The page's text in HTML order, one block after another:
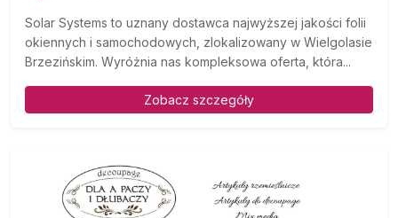
Solar Systems to uznany dostawca najwyższej jakości folii
okiennych i samochodowych, zlokalizowany w Wielgolasie
Brzezińskim. Wyróżnia nas kompleksowa oferta, która...
Zobacz szczegóły